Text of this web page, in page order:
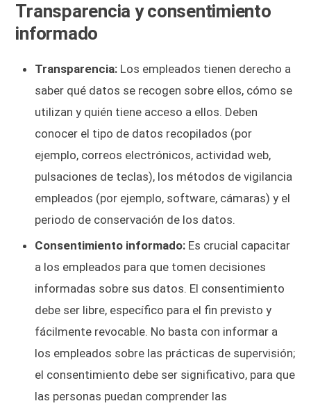
Transparencia y consentimiento
informado
Transparencia: Los empleados tienen derecho a
saber qué datos se recogen sobre ellos, cómo se
utilizan y quién tiene acceso a ellos. Deben
conocer el tipo de datos recopilados (por
ejemplo, correos electrónicos, actividad web,
pulsaciones de teclas), los métodos de vigilancia
empleados (por ejemplo, software, cámaras) y el
periodo de conservación de los datos.
Consentimiento informado: Es crucial capacitar
a los empleados para que tomen decisiones
informadas sobre sus datos. El consentimiento
debe ser libre, específico para el fin previsto y
fácilmente revocable. No basta con informar a
los empleados sobre las prácticas de supervisión;
el consentimiento debe ser significativo, para que
las personas puedan comprender las